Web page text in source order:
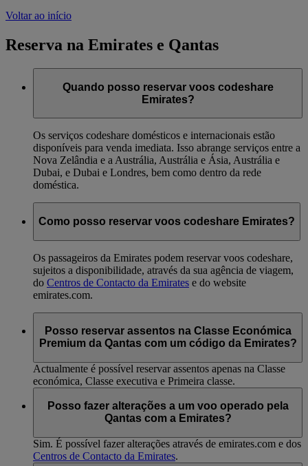
Voltar ao início
Reserva na Emirates e Qantas
Quando posso reservar voos codeshare
Emirates?
Os serviços codeshare domésticos e internacionais estão
disponíveis para venda imediata. Isso abrange serviços entre a
Nova Zelândia e a Austrália, Austrália e Ásia, Austrália e
Dubai, e Dubai e Londres, bem como dentro da rede
doméstica.
Como posso reservar voos codeshare Emirates?
Os passageiros da Emirates podem reservar voos codeshare,
sujeitos a disponibilidade, através da sua agência de viagem,
do Centros de Contacto da Emirates e do website
emirates.com.
Posso reservar assentos na Classe Económica
Premium da Qantas com um código da Emirates?
Actualmente é possível reservar assentos apenas na Classe
económica, Classe executiva e Primeira classe.
Posso fazer alterações a um voo operado pela
Qantas com a Emirates?
Sim. É possível fazer alterações através de emirates.com e dos
Centros de Contacto da Emirates.